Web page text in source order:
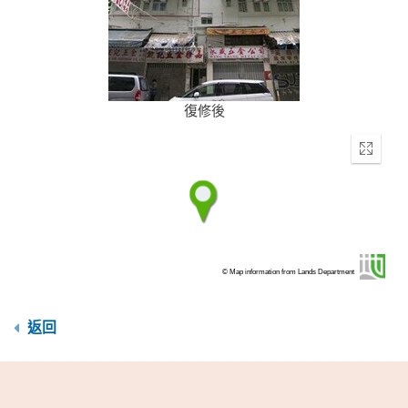
復修後
Enter
© Map information from Lands Department
返回